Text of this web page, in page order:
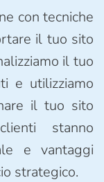
con tecniche
il tuo sito
il tuo
e utilizziamo
il tuo sito
stanno
e vantaggi
strategico.